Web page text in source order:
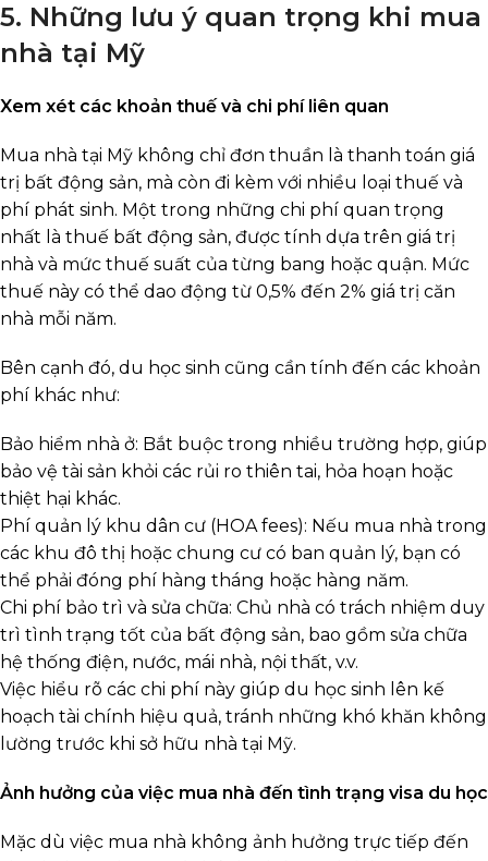
5. Những lưu ý quan trọng khi mua
nhà tại Mỹ
Xem xét các khoản thuế và chi phí liên quan
Mua nhà tại Mỹ không chỉ đơn thuần là thanh toán giá
trị bất động sản, mà còn đi kèm với nhiều loại thuế và
phí phát sinh. Một trong những chi phí quan trọng
nhất là thuế bất động sản, được tính dựa trên giá trị
nhà và mức thuế suất của từng bang hoặc quận. Mức
thuế này có thể dao động từ 0,5% đến 2% giá trị căn
nhà mỗi năm.
Bên cạnh đó, du học sinh cũng cần tính đến các khoản
phí khác như:
Bảo hiểm nhà ở: Bắt buộc trong nhiều trường hợp, giúp
bảo vệ tài sản khỏi các rủi ro thiên tai, hỏa hoạn hoặc
thiệt hại khác.
Phí quản lý khu dân cư (HOA fees): Nếu mua nhà trong
các khu đô thị hoặc chung cư có ban quản lý, bạn có
thể phải đóng phí hàng tháng hoặc hàng năm.
Chi phí bảo trì và sửa chữa: Chủ nhà có trách nhiệm duy
trì tình trạng tốt của bất động sản, bao gồm sửa chữa
hệ thống điện, nước, mái nhà, nội thất, v.v.
Việc hiểu rõ các chi phí này giúp du học sinh lên kế
hoạch tài chính hiệu quả, tránh những khó khăn không
lường trước khi sở hữu nhà tại Mỹ.
Ảnh hưởng của việc mua nhà đến tình trạng visa du học
Mặc dù việc mua nhà không ảnh hưởng trực tiếp đến